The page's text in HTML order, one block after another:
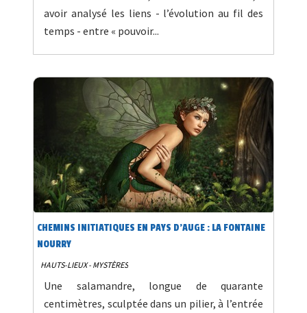
avoir analysé les liens - l’évolution au fil des
temps - entre « pouvoir...
CHEMINS INITIATIQUES EN PAYS D'AUGE : LA FONTAINE
NOURRY
HAUTS-LIEUX - MYSTÈRES
Une salamandre, longue de quarante
centimètres, sculptée dans un pilier, à l’entrée